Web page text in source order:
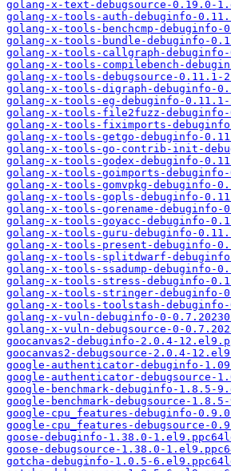
golang-x-text-debugsource-0.19.0-
golang-x-tools-auth-debuginfo-
golang-x-tools-benchcmp-
golang-x-tools-bundle-debuginfo-
golang-x-tools-callgraph-
golang-x-tools-compilebench-
golang-x-tools-debugsource-
golang-x-tools-digraph-debuginfo-
golang-x-tools-eg-debuginfo-
golang-x-tools-file2fuzz-
golang-x-tools-fiximports-
golang-x-tools-getgo-debuginfo-
golang-x-tools-go-contrib-init-
golang-x-tools-godex-debuginfo-
golang-x-tools-goimports-
golang-x-tools-gomvpkg-debuginfo-
golang-x-tools-gopls-debuginfo-
golang-x-tools-gorename-
golang-x-tools-goyacc-debuginfo-
golang-x-tools-guru-debuginfo-
golang-x-tools-present-debuginfo-
golang-x-tools-splitdwarf-
golang-x-tools-ssadump-debuginfo-
golang-x-tools-stress-debuginfo-
golang-x-tools-stringer-
golang-x-tools-toolstash-
golang-x-vuln-debuginfo-0-
golang-x-vuln-debugsource-0-
goocanvas2-debuginfo-2.0.4-
goocanvas2-debugsource-2.0.4-
google-authenticator-debuginfo-
google-authenticator-debugsource-
google-benchmark-debuginfo-1.8.5-
google-benchmark-debugsource-
google-cpu_features-debuginfo-
google-cpu_features-debugsource-
goose-debuginfo-1.38.0-
goose-debugsource-1.38.0-
gotcha-debuginfo-1.0.5-